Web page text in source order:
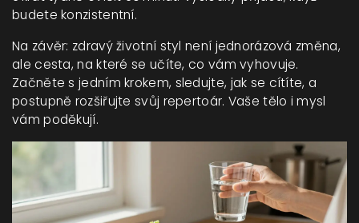
budete konzistentní.
Na závěr: zdravý životní styl není jednorázová změna,
ale cesta, na které se učíte, co vám vyhovuje.
Začněte s jedním krokem, sledujte, jak se cítíte, a
postupně rozšiřujte svůj repertoár. Vaše tělo i mysl
vám poděkují.